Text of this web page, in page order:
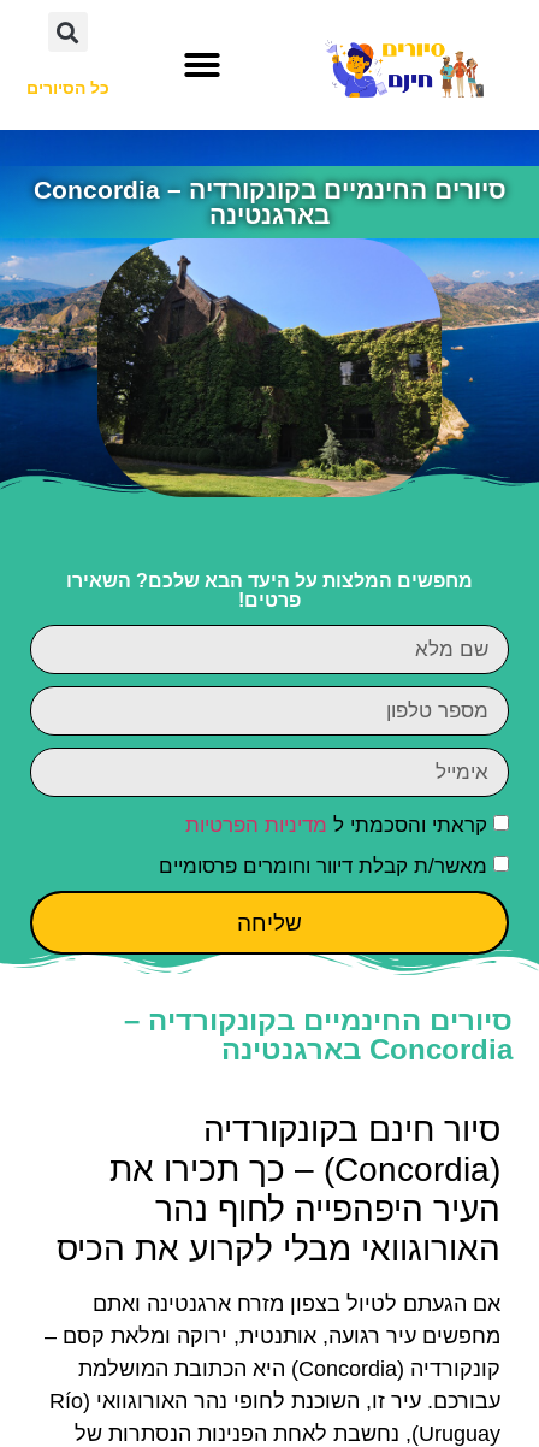
כל הסיורים
סיורים החינמיים בקונקורדיה – Concordia
בארגנטינה
מחפשים המלצות על היעד הבא שלכם? השאירו
פרטים!
קראתי והסכמתי ל מדיניות הפרטיות
מאשר/ת קבלת דיוור וחומרים פרסומיים
שליחה
סיורים החינמיים בקונקורדיה –
Concordia בארגנטינה
סיור חינם בקונקורדיה
(Concordia) – כך תכירו את
העיר היפהפייה לחוף נהר
האורוגוואי מבלי לקרוע את הכיס
אם הגעתם לטיול בצפון מזרח ארגנטינה ואתם
מחפשים עיר רגועה, אותנטית, ירוקה ומלאת קסם –
קונקורדיה (Concordia) היא הכתובת המושלמת
עבורכם. עיר זו, השוכנת לחופי נהר האורוגוואי (Río
Uruguay), נחשבת לאחת הפנינות הנסתרות של